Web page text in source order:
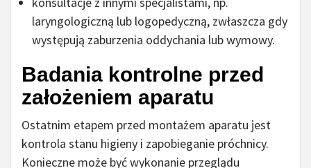
laryngologiczną lub logopedyczną, zwłaszcza gdy
występują zaburzenia oddychania lub wymowy.
Badania kontrolne przed
założeniem aparatu
Ostatnim etapem przed montażem aparatu jest
kontrola stanu higieny i zapobieganie próchnicy.
Konieczne może być wykonanie przeglądu